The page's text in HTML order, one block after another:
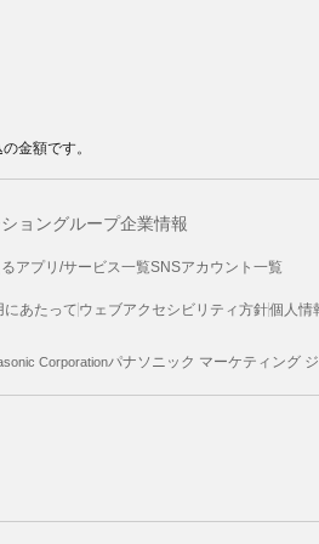
金額です。
ョングループ企業情報
アプリ/サービス一覧SNSアカウント一覧
にあたって ウェブアクセシビリティ方針個人情
Corporationパナソニック マーケティング